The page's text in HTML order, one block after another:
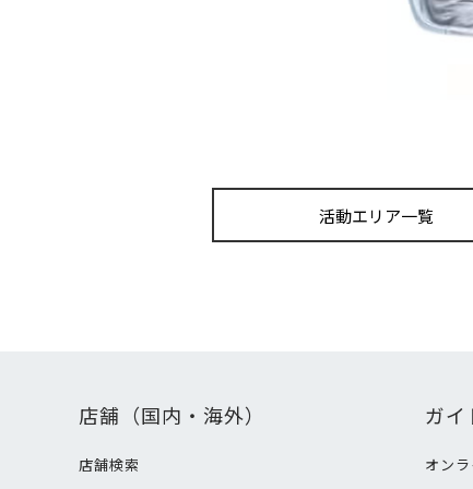
活動エリア一覧
店舗（国内・海外）
店舗検索
ガイ
オン